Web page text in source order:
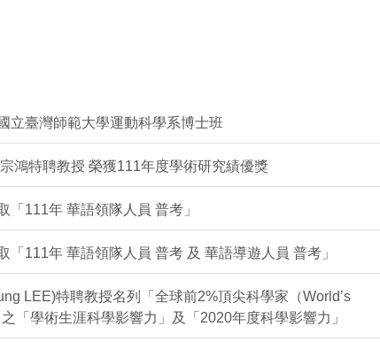
立臺灣師範大學運動科學系博士班
鴻特聘教授 榮獲111年度學術研究績優獎
「111年 華語領隊人員 普考」
「111年 華語領隊人員 普考 及 華語導遊人員 普考」
LEE)特聘教授名列「全球前2%頂尖科學家（World’s
「學術生涯科學影響力」及「2020年度科學影響力」